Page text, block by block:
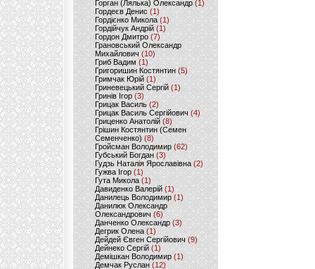
Горган (Лялька) Олександр(1)
Гордеєв Денис (1)
Гордієнко Микола (1)
Гордійчук Андрій (1)
Гордон Дмитро (7)
Грановський Олександр
Михайлович (10)
Гриб Вадим (1)
Григоришин Костянтин (5)
Гримчак Юрій(1)
Гриневецький Сергій(1)
Гринів Ігор (3)
Грицак Василь (2)
Грицак Василь Сергійович (4)
Гриценко Анатолій (8)
Грішин Костянтин (Семен
Семенченко)(8)
Гройсман Володимир(62)
Губський Богдан (3)
Гудзь Наталія Ярославівна(2)
Гужва Ігор (1)
Гута Микола (1)
Давиденко Валерій (1)
Данилець Володимир(1)
Данилюк Олександр
Олександрович (6)
Данченко Олександр (3)
Дегрик Олена(1)
Дейдей Євген Сергійович(9)
Дейнеко Сергій (1)
Демішкан Володимир(1)
Демчак Руслан (12)